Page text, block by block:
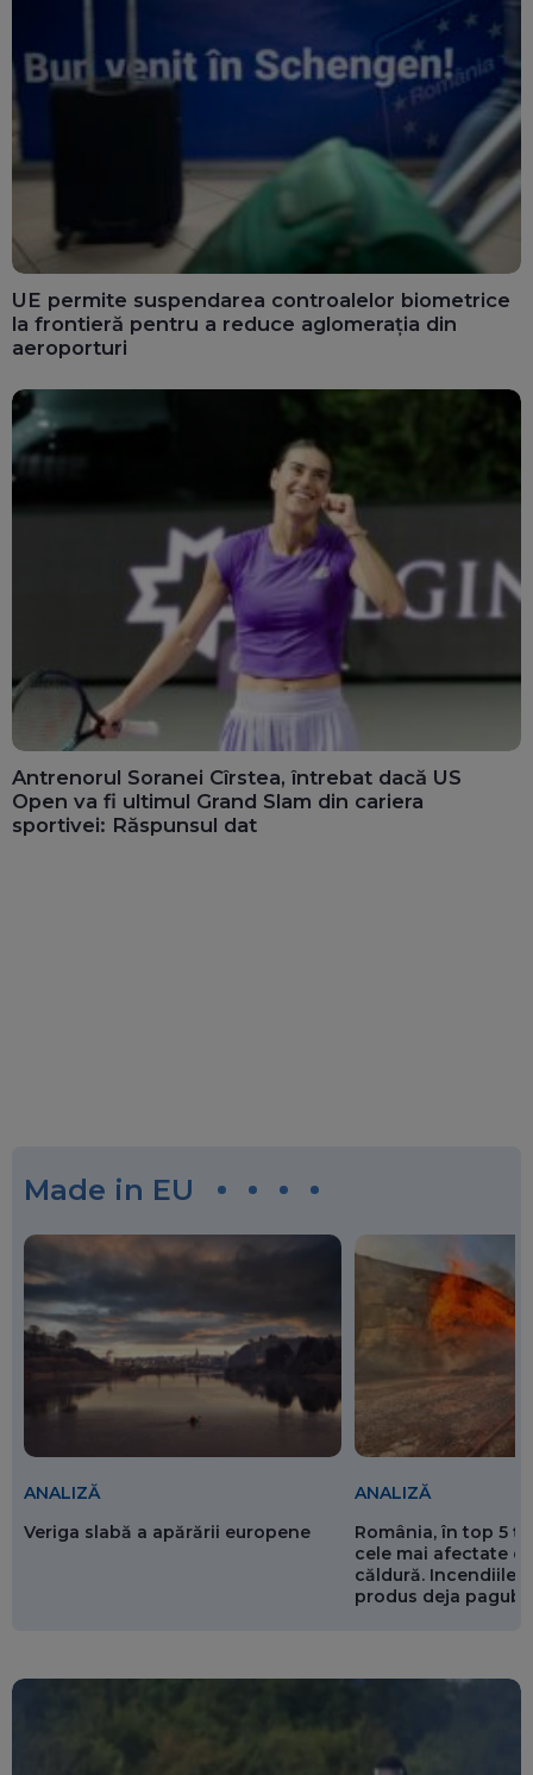
UE permite suspendarea controalelor biometrice
la frontieră pentru a reduce aglomerația din
aeroporturi
Antrenorul Soranei Cîrstea, întrebat dacă US
Open va fi ultimul Grand Slam din cariera
sportivei: Răspunsul dat
Made in EU
ANALIZĂ
Veriga slabă a apărării europene
ANALIZĂ
România, în top 5
cele mai afectate
căldură. Incendiile
produs deja